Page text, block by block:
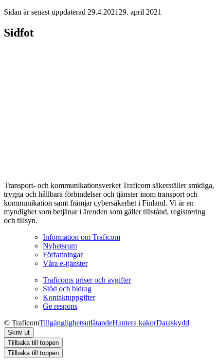
Sidan är senast uppdaterad 29.4.2021 29. april 2021
Sidfot
Transport- och kommunikationsverket Traficom säkerställer smidiga,
trygga och hållbara förbindelser och tjänster inom transport och
kommunikation samt främjar cybersäkerhet i Finland. Vi är en
myndighet som betjänar i ärenden som gäller tillstånd, registrering
och tillsyn.
Information om Traficom
Nyhetsrum
Författningar
Våra e-tjänster
Traficoms priser och avgifter
Stöd och bidrag
Kontaktuppgifter
Ge respons
© TraficomTillgänglighetsutlåtandeHantera kakorDataskydd
Skriv ut
Tillbaka till toppen
Tillbaka till toppen